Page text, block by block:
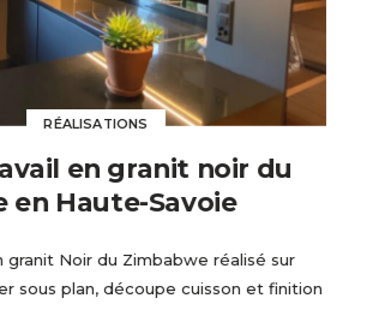
RÉALISATIONS
en granit noir du
en Haute-Savoie
granit Noir du Zimbabwe réalisé sur
sous plan, découpe cuisson et finition